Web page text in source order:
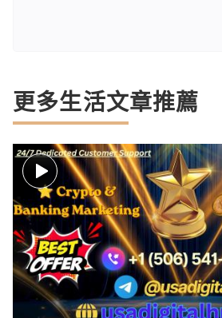
更多生活文章推薦